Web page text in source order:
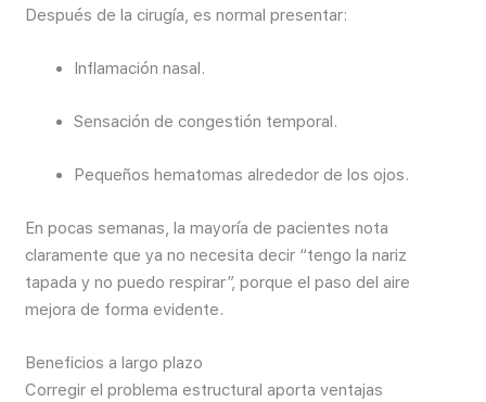
Después de la cirugía, es normal presentar:
Inflamación nasal.
Sensación de congestión temporal.
Pequeños hematomas alrededor de los ojos.
En pocas semanas, la mayoría de pacientes nota
claramente que ya no necesita decir “tengo la nariz
tapada y no puedo respirar”, porque el paso del aire
mejora de forma evidente.
Beneficios a largo plazo
Corregir el problema estructural aporta ventajas